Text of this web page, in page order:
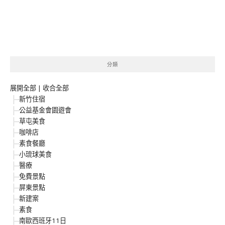
分類
展開全部 | 收合全部
新竹住宿
公益基金會園遊會
草屯美食
咖啡店
素食餐廳
小琉球美食
醫療
免費景點
屏東景點
新建案
素食
南歐西班牙11日